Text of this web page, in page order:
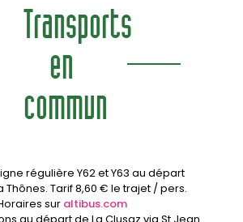
Transports
en
commun
régulière Y62 et Y63 au départ
Thônes. Tarif 8,60 € le trajet / pers.
sur altibus.com